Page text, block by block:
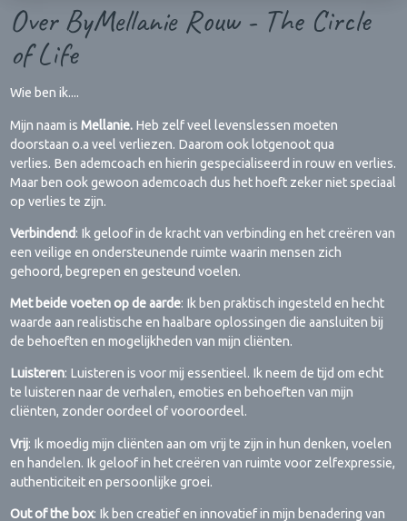
Over ByMellanie Rouw - The Circle
of Life
Wie ben ik....
Mijn naam isMellanie. Heb zelf veel levenslessen moeten
doorstaan o.a veel verliezen. Daarom ook lotgenoot qua
verlies. Ben ademcoach en hierin gespecialiseerd in rouw en verlies.
Maar ben ook gewoon ademcoach dus het hoeft zeker niet speciaal
op verlies te zijn.
Verbindend: Ik geloof in de kracht van verbinding en het creëren van
een veilige en ondersteunende ruimte waarin mensen zich
gehoord, begrepen en gesteund voelen.
Met beide voeten op de aarde: Ik ben praktisch ingesteld en hecht
waarde aan realistische en haalbare oplossingen die aansluiten bij
de behoeften en mogelijkheden van mijn cliënten.
Luisteren: Luisteren is voor mij essentieel. Ik neem de tijd om echt
te luisteren naar de verhalen, emoties en behoeften van mijn
cliënten, zonder oordeel of vooroordeel.
Vrij: Ik moedig mijn cliënten aan om vrij te zijn in hun denken, voelen
en handelen. Ik geloof in het creëren van ruimte voor zelfexpressie,
authenticiteit en persoonlijke groei.
Out of the box: Ik ben creatief en innovatief in mijn benadering van